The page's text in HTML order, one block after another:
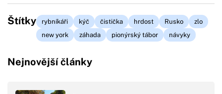
Štítky rybníkáři kýč čistička hrdost Rusko
zlo
new york
záhada pionýrský tábor návyky
Nejnovější články